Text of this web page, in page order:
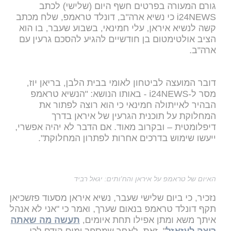
גורם המעורה בפרטים חשף היום (שלישי) לכתב
i24NEWS כי נשיא ארה"ב, דונלד טראמפ, שלח מכתב
קשה לנשיא איראן, עלי חמינאי, בשבוע שעבר, בו הוא
הציב אולטימטום בן חודשיים להגיע להסכם גרעין עם
ארה"ב.
דובר המועצה לביטחון לאומי בבית הלבן, בריאן יוז,
מסר ל-i24NEWS - באותו הנושא: "הנשיא טראמפ
הבהיר לאייתולה חמינאי כי הוא רוצה לפתור את
המחלוקת על תוכנית הגרעין של איראן בדרך
דיפלומטית – ובקרוב מאוד. אם הדבר לא יהיה אפשרי,
ייעשו שימוש בדרכים אחרות לפתרון המחלוקת".
האיום של טראמפ על איראן והח'ותים: יגאל רביד
נזכיר, כי ביום שלישי שעבר, נשיא איראן מסעוד פזשכיאן
תקף דונלד טראמפ בנאום שערך, ואמר כי "אני לא אנהל
איתך משא ומתן אפילו תחת איומים, תעשה מה שאתה